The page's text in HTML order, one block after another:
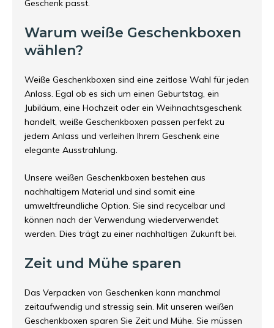
Geschenk passt.
Warum weiße Geschenkboxen
wählen?
Weiße Geschenkboxen sind eine zeitlose Wahl für jeden
Anlass. Egal ob es sich um einen Geburtstag, ein
Jubiläum, eine Hochzeit oder ein Weihnachtsgeschenk
handelt, weiße Geschenkboxen passen perfekt zu
jedem Anlass und verleihen Ihrem Geschenk eine
elegante Ausstrahlung.
Unsere weißen Geschenkboxen bestehen aus
nachhaltigem Material und sind somit eine
umweltfreundliche Option. Sie sind recycelbar und
können nach der Verwendung wiederverwendet
werden. Dies trägt zu einer nachhaltigen Zukunft bei.
Zeit und Mühe sparen
Das Verpacken von Geschenken kann manchmal
zeitaufwendig und stressig sein. Mit unseren weißen
Geschenkboxen sparen Sie Zeit und Mühe. Sie müssen